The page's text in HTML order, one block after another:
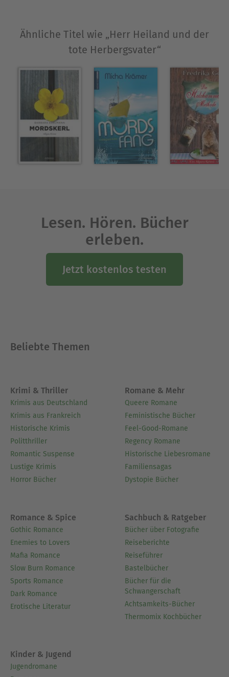
Ähnliche Titel wie „Herr Heiland und der
tote Herbergsvater“
Lesen. Hören. Bücher
erleben.
Jetzt kostenlos testen
Beliebte Themen
Krimi & Thriller
Krimis aus Deutschland
Krimis aus Frankreich
Historische Krimis
Politthriller
Romantic Suspense
Lustige Krimis
Horror Bücher
Romane & Mehr
Queere Romane
Feministische Bücher
Feel-Good-Romane
Regency Romane
Historische Liebesromane
Familiensagas
Dystopie Bücher
Romance & Spice
Gothic Romance
Enemies to Lovers
Mafia Romance
Slow Burn Romance
Sports Romance
Dark Romance
Erotische Literatur
Sachbuch & Ratgeber
Bücher über Fotografie
Reiseberichte
Reiseführer
Bastelbücher
Bücher für die
Schwangerschaft
Achtsamkeits-Bücher
Thermomix Kochbücher
Kinder & Jugend
Jugendromane